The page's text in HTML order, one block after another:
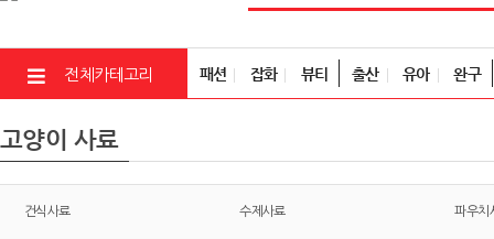
전체카테고리 패션 잡화 뷰티 출산 유아 완구
고양이 사료
건식사료 수제사료 파우치